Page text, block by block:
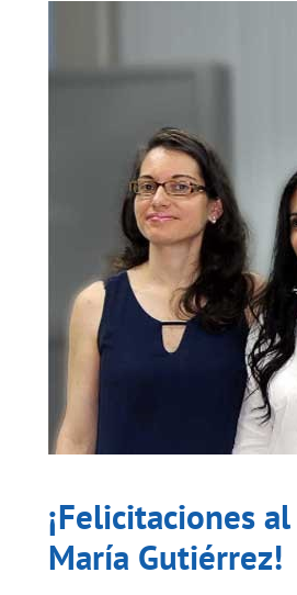
¡Felicitaciones al
María Gutiérrez!